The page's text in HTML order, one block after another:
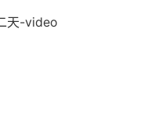
天-video